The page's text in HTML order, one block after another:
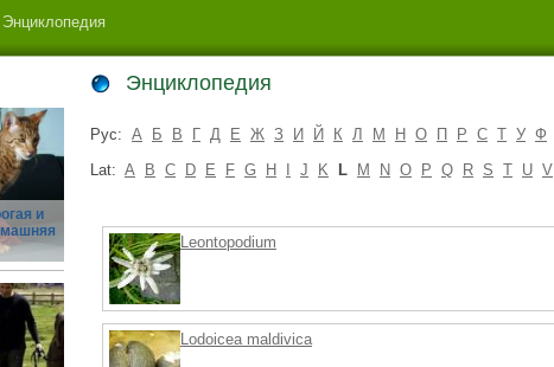
Энциклопедия
и
Энциклопедия
Рус: А Б В Г Д Е Ж З И Й К Л М Н О П Р С Т У Ф
Lat: A B C D E F G H J K L M N O P Q R S T U V
Leontopodium
Lodoicea maldivica